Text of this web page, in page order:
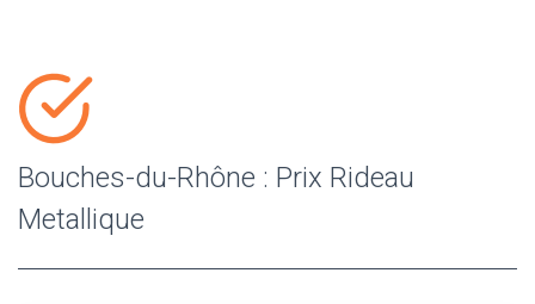
Bouches-du-Rhône : Prix Rideau
Metallique